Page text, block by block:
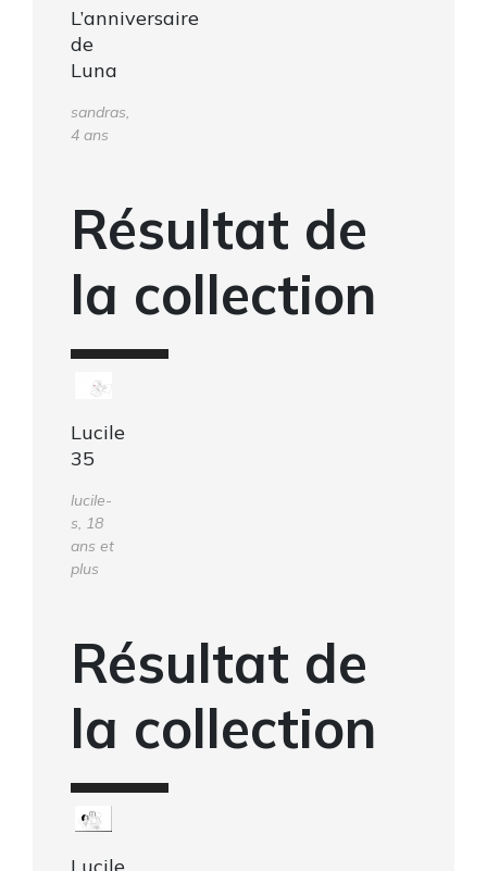
L’anniversaire
de
Luna
sandras,
4 ans
Résultat de
la collection
Lucile
35
lucile-
s, 18
ans et
plus
Résultat de
la collection
Lucile